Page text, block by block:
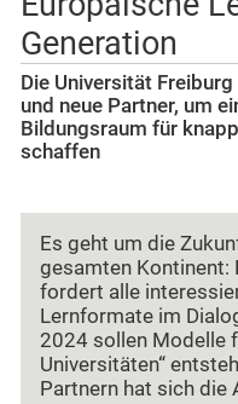
Generation
Die Universität
und neue Partner, um
Bildungsraum für
schaffen
Es geht um die
gesamten Kontinent:
fordert alle
Lernformate im
2024 sollen Modelle
Universitäten“
Partnern hat sich